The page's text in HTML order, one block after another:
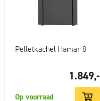
Pelletkachel Hamar 8
1.849,-
Op voorraad